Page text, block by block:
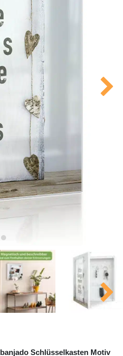
banjado Schlüsselkasten Motiv